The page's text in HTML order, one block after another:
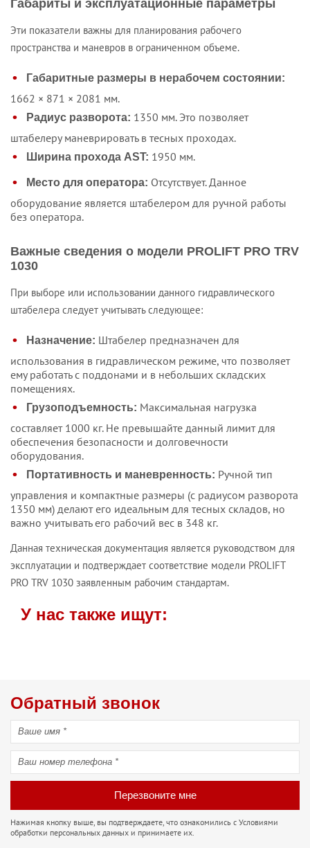
Габариты и эксплуатационные параметры
Эти показатели важны для планирования рабочего
пространства и маневров в ограниченном объеме.
Габаритные размеры в нерабочем состоянии:
1662 × 871 × 2081 мм.
Радиус разворота: 1350 мм. Это позволяет
штабелеру маневрировать в тесных проходах.
Ширина прохода AST: 1950 мм.
Место для оператора: Отсутствует. Данное
оборудование является штабелером для ручной работы
без оператора.
Важные сведения о модели PROLIFT PRO TRV
1030
При выборе или использовании данного гидравлического
штабелера следует учитывать следующее:
Назначение: Штабелер предназначен для
использования в гидравлическом режиме, что позволяет
ему работать с поддонами и в небольших складских
помещениях.
Грузоподъемность: Максимальная нагрузка
составляет 1000 кг. Не превышайте данный лимит для
обеспечения безопасности и долговечности
оборудования.
Портативность и маневренность: Ручной тип
управления и компактные размеры (с радиусом разворота
1350 мм) делают его идеальным для тесных складов, но
важно учитывать его рабочий вес в 348 кг.
Данная техническая документация является руководством для
эксплуатации и подтверждает соответствие модели PROLIFT
PRO TRV 1030 заявленным рабочим стандартам.
У нас также ищут:
Обратный звонок
Перезвоните мне
Нажимая кнопку выше, вы подтверждаете, что ознакомились с Условиями
обработки персональных данных и принимаете их.